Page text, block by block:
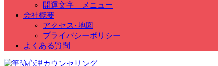
開運文字 メニュー
会社概要
アクセス･地図
プライバシーポリシー
よくある質問